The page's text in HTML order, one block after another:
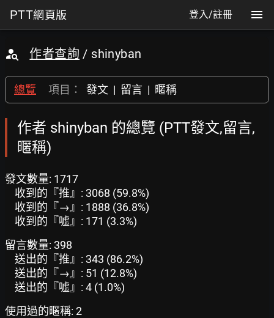
PTT網頁版 登入/註冊
作者查詢 / shinyban
總覽 項目： 發文 | 留言 | 暱稱
作者 shinyban 的總覽 (PTT發文,留言,
暱稱)
發文數量: 1717
收到的『推』: 3068 (59.8%)
收到的『→』: 1888 (36.8%)
收到的『噓』: 171 (3.3%)
留言數量: 398
送出的『推』: 343 (86.2%)
送出的『→』: 51 (12.8%)
送出的『噓』: 4 (1.0%)
使用過的暱稱: 2